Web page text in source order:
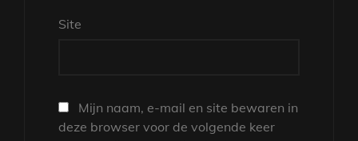
Site
Mijn naam, e-mail en site bewaren in
deze browser voor de volgende keer